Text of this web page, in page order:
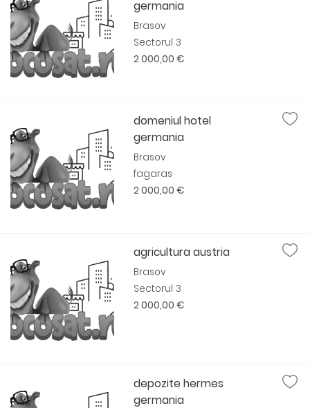
germania
Brasov
Sectorul 3
2 000,00 €
domeniul hotel
germania
Brasov
fagaras
2 000,00 €
agricultura austria
Brasov
Sectorul 3
2 000,00 €
depozite hermes
germania